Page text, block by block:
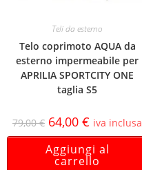
Teli da esterno
Telo coprimoto AQUA da
esterno impermeabile per
APRILIA SPORTCITY ONE
taglia S5
79,00€ 64,00 € iva inclusa
Aggiungi al
carrello